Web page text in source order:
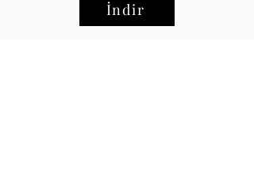
İndir